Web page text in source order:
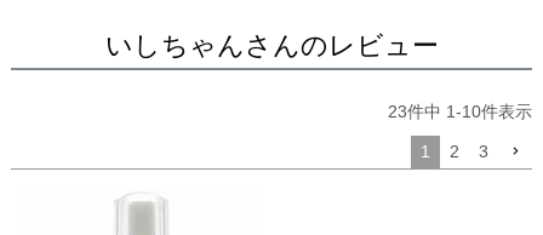
いしちゃんさんのレビュー
23件中 1-10件表示
1 2 3